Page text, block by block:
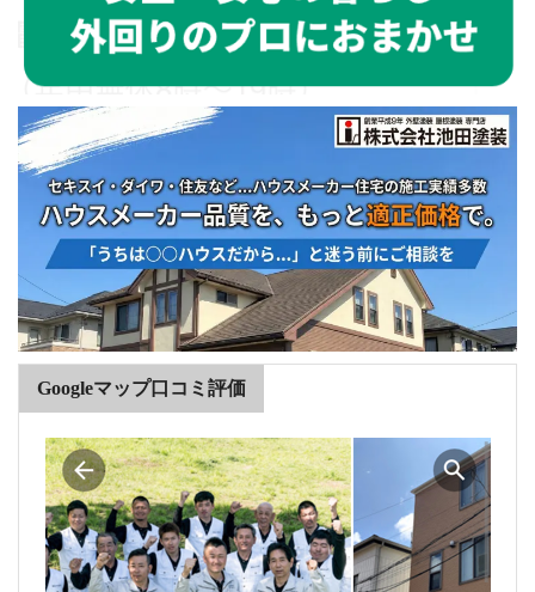
Googleマップ口コミ評価